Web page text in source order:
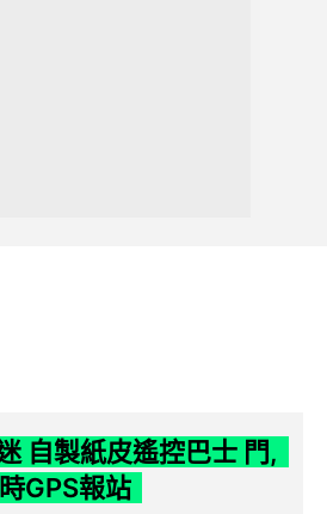
自製紙皮遙控巴士 門,
GPS報站